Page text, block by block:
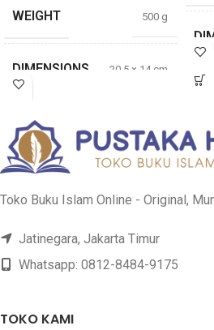
WEIGHT 500 g
DIMENSIONS 20,5 × 14 cm
TEBAL
PENULIS
Ruwaisyid ,Khalid
Toko Buku Islam Online - Original,
Jatinegara, Jakarta Timur
Whatsapp: 0812-8484-9175
TOKO KAMI